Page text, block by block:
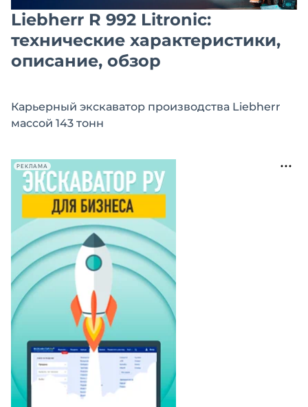
Liebherr R 992 Litronic:
технические характеристики,
описание, обзор
Карьерный экскаватор производства Liebherr
массой 143 тонн
РЕКЛАМА